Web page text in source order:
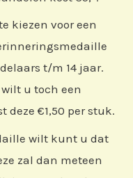
kiezen voor een
t/m 14 jaar.
u toch een
€1,50 per stuk.
wilt kunt u dat
zal dan meteen